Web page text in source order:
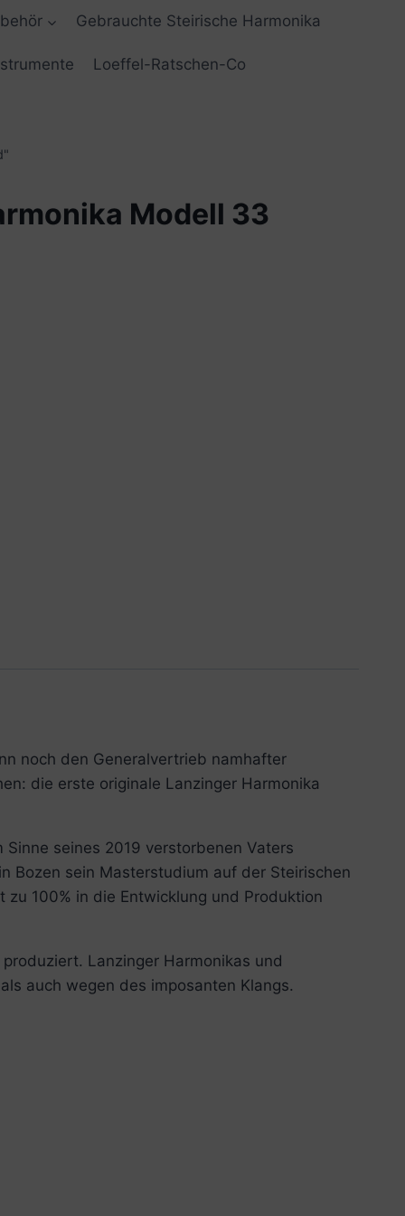
Gebrauchte Steirische Harmonika
Loeffel-Ratschen-Co
Modell 33
noch den Generalvertrieb namhafter
die erste originale Lanzinger Harmonika
seines 2019 verstorbenen Vaters
Bozen sein Masterstudium auf der Steirischen
100% in die Entwicklung und Produktion
Lanzinger Harmonikas und
auch wegen des imposanten Klangs.